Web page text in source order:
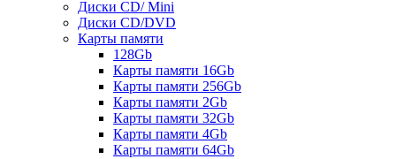
Диски CD/ Mini
Диски CD/DVD
Карты памяти
128Gb
Карты памяти 16Gb
Карты памяти 256Gb
Карты памяти 2Gb
Карты памяти 32Gb
Карты памяти 4Gb
Карты памяти 64Gb